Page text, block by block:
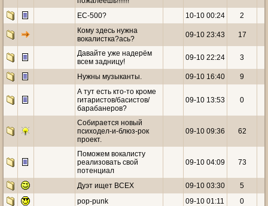
EC-500? 10-10 00:24 2
Кому здесь нужна
вокалистка?ась?
09-10 23:43 17
Давайте уже надерём
всем задницу!
09-10 22:24 3
Нужны музыканты. 09-10 16:40 9
А тут есть кто-то кроме
гитаристов/басистов/
барабанеров?
09-10 13:53 0
Собирается новый
психодел-и-блюз-рок
проект.
09-10 09:36 62
Поможем вокалисту
реализовать свой
потенциал
09-10 04:09 73
Дуэт ищет ВСЕХ 09-10 03:30 5
pop-punk
09-10 01:11 0